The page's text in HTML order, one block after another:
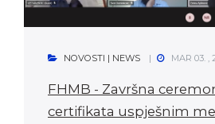
NOVOSTI | NEWS MAR 03. ,
FHMB - Završna
certifikata uspješnim